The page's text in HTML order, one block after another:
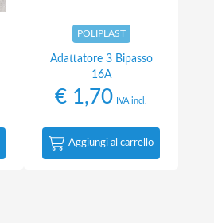
POLIPLAST
Adattatore 3 Bipasso
16A
€ 1,70 IVA incl.
Aggiungi al carrello